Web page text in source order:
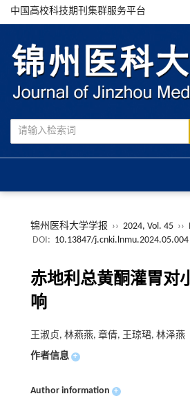
中国高校科技期刊集群服务平台
锦州医科大学学报 ›› 2024, Vol. 45 ››
DOI: 10.13847/j.cnki.lnmu.2024.05.004
赤地利总黄酮灌胃对
响
王淑贞, 林燕燕, 章倩, 王琼珺, 林泽燕
作者信息 +
Author information +